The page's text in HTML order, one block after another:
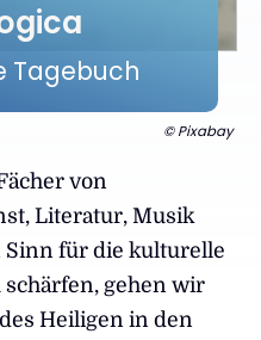
Tagebuch
© Pixabay
von
Literatur, Musik
für die kulturelle
schärfen, gehen wir
Heiligen in den